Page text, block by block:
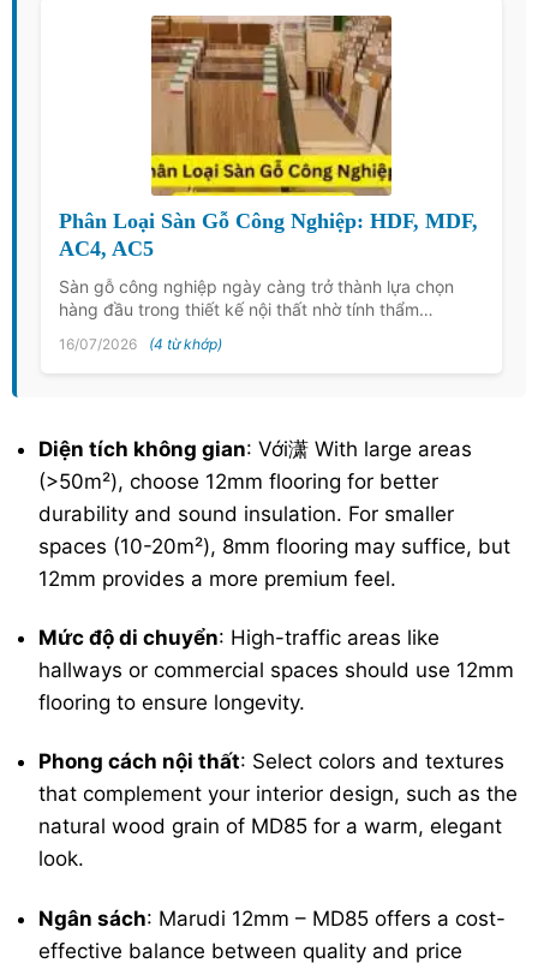
Phân Loại Sàn Gỗ Công Nghiệp: HDF, MDF,
AC4, AC5
Sàn gỗ công nghiệp ngày càng trở thành lựa chọn
hàng đầu trong thiết kế nội thất nhờ tính thẩm…
16/07/2026 (4 từ khớp)
Diện tích không gian: Với潇 With large areas
(>50m²), choose 12mm flooring for better
durability and sound insulation. For smaller
spaces (10-20m²), 8mm flooring may suffice, but
12mm provides a more premium feel.
Mức độ di chuyển: High-traffic areas like
hallways or commercial spaces should use 12mm
flooring to ensure longevity.
Phong cách nội thất: Select colors and textures
that complement your interior design, such as the
natural wood grain of MD85 for a warm, elegant
look.
Ngân sách: Marudi 12mm – MD85 offers a cost-
effective balance between quality and price